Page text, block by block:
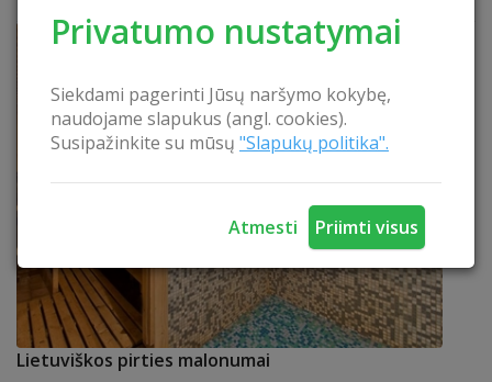
Privatumo nustatymai
Siekdami pagerinti Jūsų naršymo kokybę,
naudojame slapukus (angl. cookies).
Susipažinkite su mūsų "Slapukų politika".
Atmesti Priimti visus
Lietuviškos pirties malonumai